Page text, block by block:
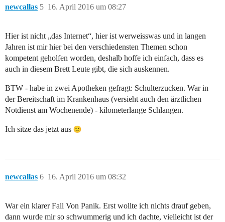
newcallas 16. April 2016 um 08:27
5
Hier ist nicht „das Internet“, hier ist werweisswas und in langen
Jahren ist mir hier bei den verschiedensten Themen schon
kompetent geholfen worden, deshalb hoffe ich einfach, dass es
auch in diesem Brett Leute gibt, die sich auskennen.
BTW - habe in zwei Apotheken gefragt: Schulterzucken. War in
der Bereitschaft im Krankenhaus (versieht auch den ärztlichen
Notdienst am Wochenende) - kilometerlange Schlangen.
Ich sitze das jetzt aus
newcallas 16. April 2016 um 08:32
6
War ein klarer Fall Von Panik. Erst wollte ich nichts drauf geben,
dann wurde mir so schwummerig und ich dachte, vielleicht ist der